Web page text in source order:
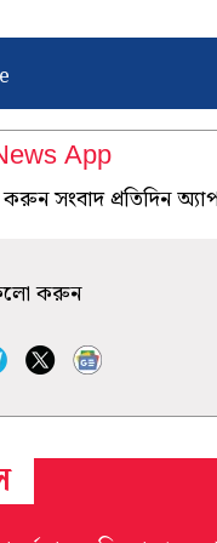
App
সংবাদ প্রতিদিন
করুন